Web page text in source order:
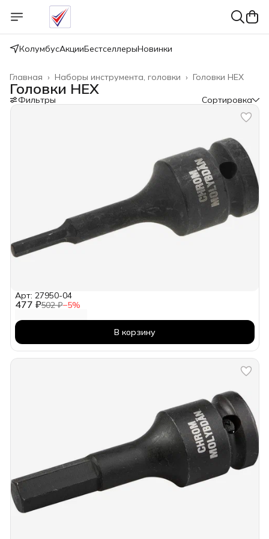
КолумбусАкцииБестселлерыНовинки
Головки HEX
Наборы инструмента, головки ›
Главная ›
Головки HEX
Фильтры Сортировка
477 ₽502 ₽−5%
Арт: 27950-04
В корзину